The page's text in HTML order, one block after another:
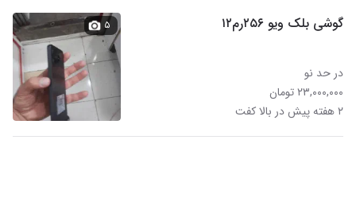
گوشی بلک ویو ۲۵۶رم۱۲
در حد نو
۲۳,۰۰۰,۰۰۰ تومان
۲ هفته پیش در بالا کفت
۵